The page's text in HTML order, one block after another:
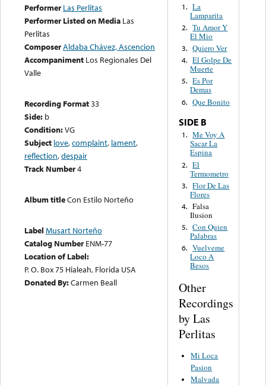
Performer Las Perlitas
Performer Listed on Media Las
Perlitas
ComposerAldaba Chávez, Ascencion
Accompaniment Los Regionales Del
Valle
Recording Format33
Side: b
Condition:VG
Subject love,complaint, lament,
reflection,despair
Track Number4
Album titleCon Estilo Norteño
Label Musart Norteño
Catalog Number ENM-77
Location of Label:
P. O. Box 75 Hialeah, Florida USA
Donated By:Carmen Beall
1. La
Lamparita
2. Tu Amor Y
El Mio
3. Quiero Ver
4. El Golpe De
Muerte
5. Es Por
Demas
6. Que Bonito
SIDE B
1. Me Voy A
Sacar La
Espina
2. El
Termometro
3. Flor De Las
Flores
4. Falsa
Ilusion
5. Con Quien
Palabras
6. Vuelveme
Loco A
Besos
Other
Recordings
by Las
Perlitas
Mi Loca
Pasion
Malvada